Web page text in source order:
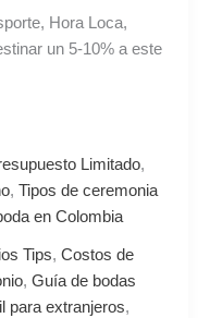
Hora Loca,
un 5-10% a este
Limitado,
, Tipos de ceremonia
en Colombia
Tips, Costos de
, Guía de bodas
para extranjeros,